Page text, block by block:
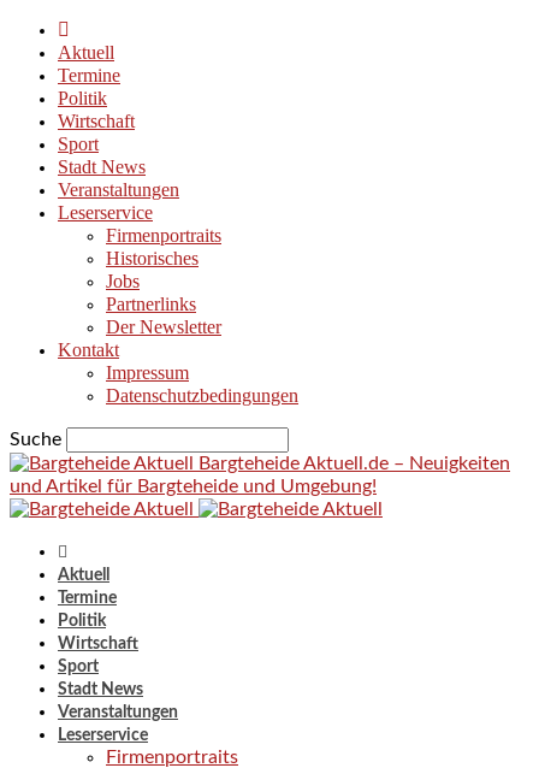
Aktuell
Termine
Politik
Wirtschaft
Sport
Stadt News
Veranstaltungen
Leserservice
Firmenportraits
Historisches
Jobs
Partnerlinks
Der Newsletter
Kontakt
Impressum
Datenschutzbedingungen
Suche
Bargteheide Aktuell.de – Neuigkeiten
und Artikel für Bargteheide und Umgebung!
Aktuell
Termine
Politik
Wirtschaft
Sport
Stadt News
Veranstaltungen
Leserservice
Firmenportraits